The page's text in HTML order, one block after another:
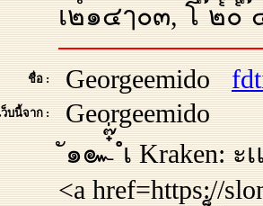
เ๒์๎๑๔ๅ๐๓, โ ๊๎๒๎
ชื่อ : Georgeemido
ว็บนี้จาก :
Georgeemido
๑๛๋๊่ ํเ Kraken: ะ
<a href=https://